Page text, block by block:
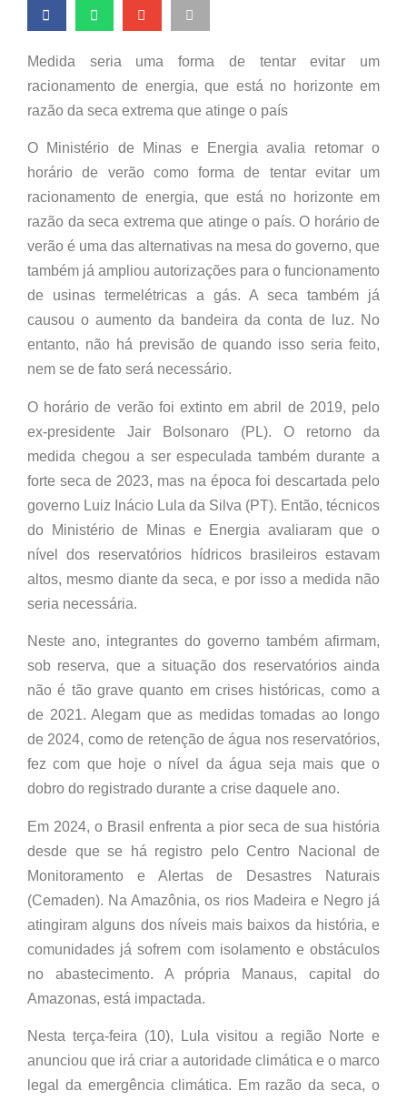
Medida seria uma forma de tentar evitar um
racionamento de energia, que está no horizonte em
razão da seca extrema que atinge o país
O Ministério de Minas e Energia avalia retomar o
horário de verão como forma de tentar evitar um
racionamento de energia, que está no horizonte em
razão da seca extrema que atinge o país. O horário de
verão é uma das alternativas na mesa do governo, que
também já ampliou autorizações para o funcionamento
de usinas termelétricas a gás. A seca também já
causou o aumento da bandeira da conta de luz. No
entanto, não há previsão de quando isso seria feito,
nem se de fato será necessário.
O horário de verão foi extinto em abril de 2019, pelo
ex-presidente Jair Bolsonaro (PL). O retorno da
medida chegou a ser especulada também durante a
forte seca de 2023, mas na época foi descartada pelo
governo Luiz Inácio Lula da Silva (PT). Então, técnicos
do Ministério de Minas e Energia avaliaram que o
nível dos reservatórios hídricos brasileiros estavam
altos, mesmo diante da seca, e por isso a medida não
seria necessária.
Neste ano, integrantes do governo também afirmam,
sob reserva, que a situação dos reservatórios ainda
não é tão grave quanto em crises históricas, como a
de 2021. Alegam que as medidas tomadas ao longo
de 2024, como de retenção de água nos reservatórios,
fez com que hoje o nível da água seja mais que o
dobro do registrado durante a crise daquele ano.
Em 2024, o Brasil enfrenta a pior seca de sua história
desde que se há registro pelo Centro Nacional de
Monitoramento e Alertas de Desastres Naturais
(Cemaden). Na Amazônia, os rios Madeira e Negro já
atingiram alguns dos níveis mais baixos da história, e
comunidades já sofrem com isolamento e obstáculos
no abastecimento. A própria Manaus, capital do
Amazonas, está impactada.
Nesta terça-feira (10), Lula visitou a região Norte e
anunciou que irá criar a autoridade climática e o marco
legal da emergência climática. Em razão da seca, o